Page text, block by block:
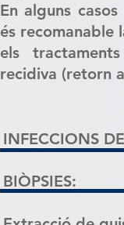
En alguns
és recomanable
els
recidiva (retorn
INFECCIONS
BIÒPSIES: